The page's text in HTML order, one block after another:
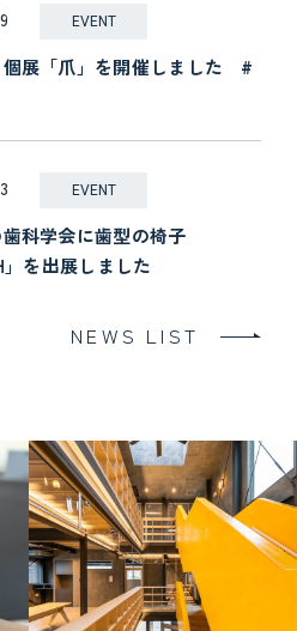
EVENT
展「爪」を開催しました #
EVENT
科学会に歯型の椅子
」を出展しました
NEWS LIST